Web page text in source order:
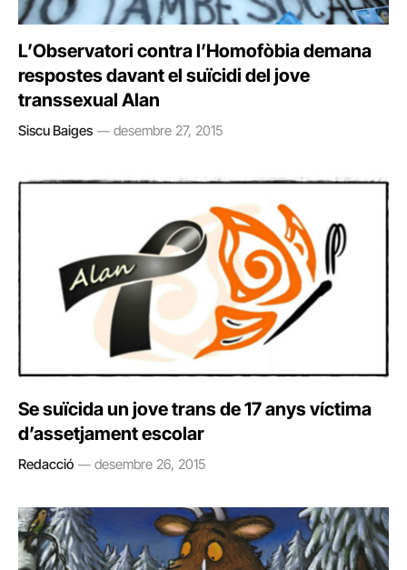
L’Observatori contra l’Homofòbia demana
respostes davant el suïcidi del jove
transsexual Alan
Siscu Baiges desembre 27, 2015
Se suïcida un jove trans de 17 anys víctima
d’assetjament escolar
Redacció desembre 26, 2015